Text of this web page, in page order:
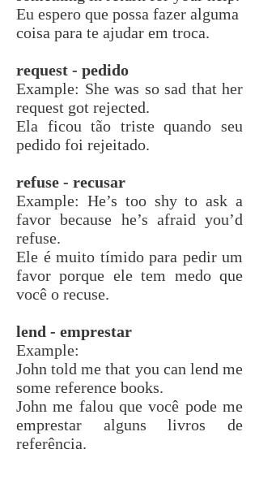
Eu espero que possa fazer alguma
coisa para te ajudar em troca.
request - pedido
Example: She was so sad that her
request got rejected.
Ela ficou tão triste quando seu
pedido foi rejeitado.
refuse - recusar
Example: He’s too shy to ask a
favor because he’s afraid you’d
refuse.
Ele é muito tímido para pedir um
favor porque ele tem medo que
você o recuse.
lend - emprestar
Example:
John told me that you can lend me
some reference books.
John me falou que você pode me
emprestar alguns livros de
referência.